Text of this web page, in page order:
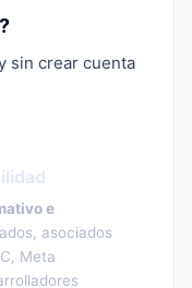
sin crear cuenta
e
asociados
Meta